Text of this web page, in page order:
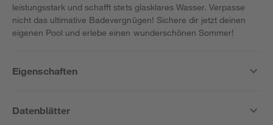
leistungsstark und schafft stets glasklares Wasser. Verpasse
nicht das ultimative Badevergnügen! Sichere dir jetzt deinen
eigenen Pool und erlebe einen wunderschönen Sommer!
Eigenschaften
Datenblätter